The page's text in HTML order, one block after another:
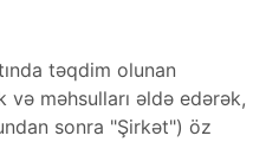
təqdim olunan
məhsulları əldə edərək,
sonra "Şirkət") öz